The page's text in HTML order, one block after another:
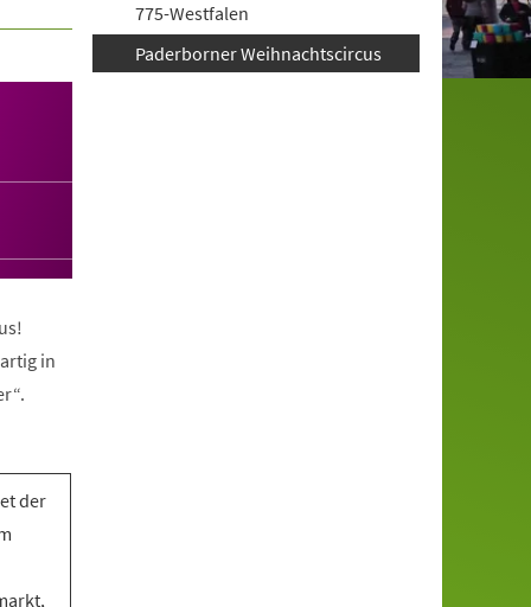
in
der
775-Westfalen
Paderborner Weihnachtscircus